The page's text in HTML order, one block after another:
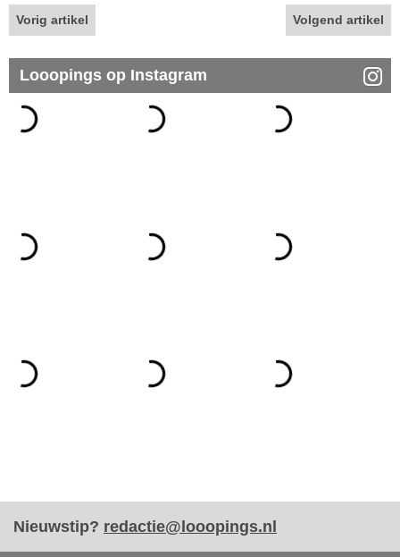
Vorig artikel Volgend artikel
Looopings op Instagram
Nieuwstip? redactie@looopings.nl